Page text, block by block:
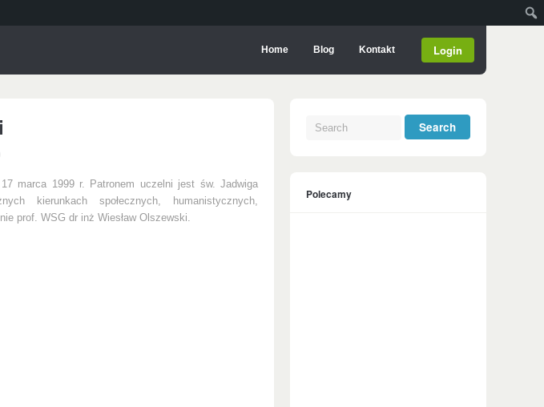
Home Blog Kontakt Login
marca 1999 r. Patronem uczelni jest św. Jadwiga
kierunkach społecznych, humanistycznych,
prof. WSG dr inż Wiesław Olszewski.
Polecamy